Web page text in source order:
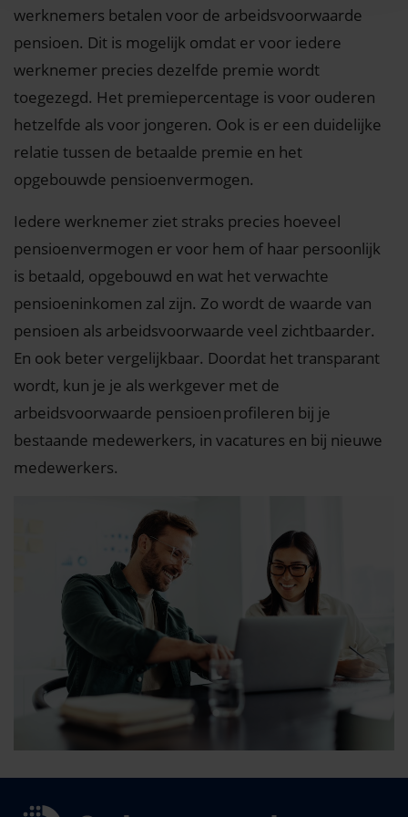
werknemers betalen voor de arbeidsvoorwaarde
pensioen. Dit is mogelijk omdat er voor iedere
werknemer precies dezelfde premie wordt
toegezegd. Het premiepercentage is voor ouderen
hetzelfde als voor jongeren. Ook is er een duidelijke
relatie tussen de betaalde premie en het
opgebouwde pensioenvermogen.
Iedere werknemer ziet straks precies hoeveel
pensioenvermogen er voor hem of haar persoonlijk
is betaald, opgebouwd en wat het verwachte
pensioeninkomen zal zijn. Zo wordt de waarde van
pensioen als arbeidsvoorwaarde veel zichtbaarder.
En ook beter vergelijkbaar. Doordat het transparant
wordt, kun je je als werkgever met de
arbeidsvoorwaarde pensioen profileren bij je
bestaande medewerkers, in vacatures en bij nieuwe
medewerkers.